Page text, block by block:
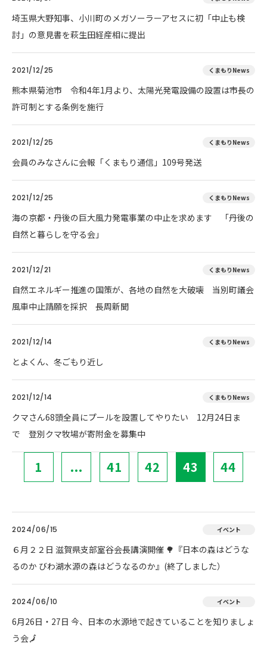
埼玉県大野知事、小川町のメガソーラーアセスに初「中止も検
討」の意見書を萩生田経産相に提出
2021/12/25 くまもりNews
熊本県菊池市 令和4年1月より、太陽光発電設備の設置は市長の
許可制とする条例を施行
2021/12/25 くまもりNews
会員のみなさんに会報「くまもり通信」109号発送
2021/12/25 くまもりNews
海の京都・丹後の巨大風力発電事業の中止を求めます 「丹後の
自然と暮らしを守る会」
2021/12/21 くまもりNews
自然エネルギー推進の国策が、各地の自然を大破壊 当別町議会
風車中止請願を採択 長周新聞
2021/12/14 くまもりNews
とよくん、冬ごもり近し
2021/12/14 くまもりNews
クマさん68頭全員にプールを設置してやりたい 12月24日ま
で 登別クマ牧場が寄附金を募集中
1 ... 41 42 43 44
2024/06/15 イベント
６月２２日 滋賀県支部室谷会長講演開催 🌳『日本の森はどうな
るのか びわ湖水源の森はどうなるのか』(終了しました）
2024/06/10 イベント
6月26日・27日 今、日本の水源地で起きていることを知りましょ
う会🗾